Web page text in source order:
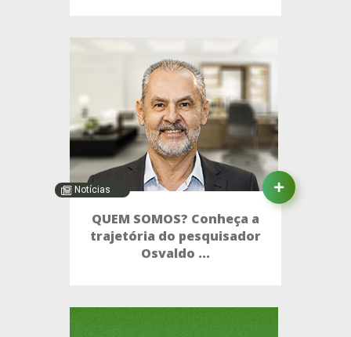
Notícias
QUEM SOMOS? Conheça a
trajetória do pesquisador
Osvaldo ...